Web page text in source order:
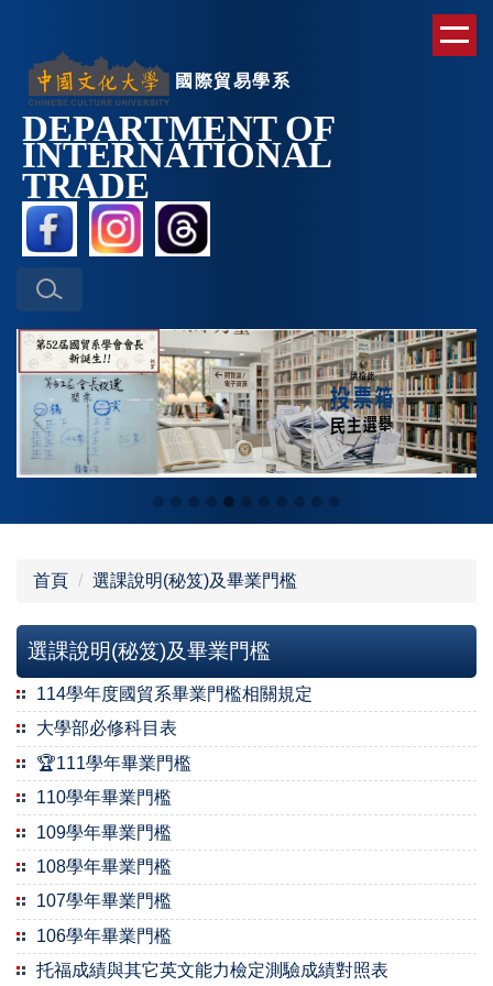
內
容
區
國際貿易學系
DEPARTMENT OF
INTERNATIONAL
TRADE
首頁 選課說明(秘笈)及畢業門檻
選課說明(秘笈)及畢業門檻
114學年度國貿系畢業門檻相關規定
大學部必修科目表
🏆111學年畢業門檻
110學年畢業門檻
109學年畢業門檻
108學年畢業門檻
107學年畢業門檻
106學年畢業門檻
托福成績與其它英文能力檢定測驗成績對照表